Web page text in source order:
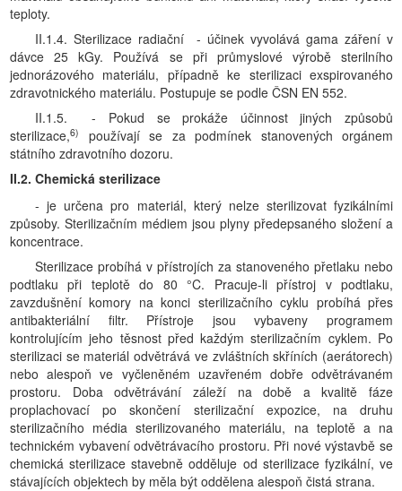
teploty.
II.1.4. Sterilizace radiační - účinek vyvolává gama záření v
dávce 25 kGy. Používá se při průmyslové výrobě sterilního
jednorázového materiálu, případně ke sterilizaci exspirovaného
zdravotnického materiálu. Postupuje se podle ČSN EN 552.
II.1.5. - Pokud se prokáže účinnost jiných způsobů
sterilizace,6)
používají se za podmínek stanovených orgánem
státního zdravotního dozoru.
II.2. Chemická sterilizace
- je určena pro materiál, který nelze sterilizovat fyzikálními
způsoby. Sterilizačním médiem jsou plyny předepsaného složení a
koncentrace.
Sterilizace probíhá v přístrojích za stanoveného přetlaku nebo
podtlaku při teplotě do 80 °C. Pracuje-li přístroj v podtlaku,
zavzdušnění komory na konci sterilizačního cyklu probíhá přes
antibakteriální filtr. Přístroje jsou vybaveny programem
kontrolujícím jeho těsnost před každým sterilizačním cyklem. Po
sterilizaci se materiál odvětrává ve zvláštních skříních (aerátorech)
nebo alespoň ve vyčleněném uzavřeném dobře odvětrávaném
prostoru. Doba odvětrávání záleží na době a kvalitě fáze
proplachovací po skončení sterilizační expozice, na druhu
sterilizačního média sterilizovaného materiálu, na teplotě a na
technickém vybavení odvětrávacího prostoru. Při nové výstavbě se
chemická sterilizace stavebně odděluje od sterilizace fyzikální, ve
stávajících objektech by měla být oddělena alespoň čistá strana.